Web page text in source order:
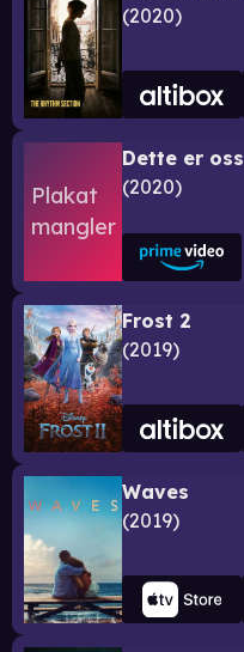
2020
Dette er oss
2020
Frost 2
2019
Waves
2019